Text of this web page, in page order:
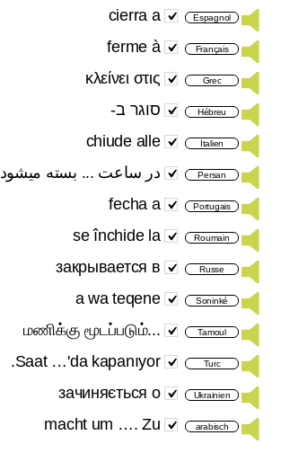
Espagnol
cierra a
Français
ferme à
Grec
κλείνει στις
Hébreu סוגר ב-
Italien
chiude alle
Persan در ساعت ... بسته میشود
Portugais
fecha a
Roumain
se închide la
Russe
закрывается в
Soninké
a wa teqene
Tamoul
...மணிக்கு மூடப்படும்
Turc
Saat …'da kapanıyor.
Ukrainien
зачиняється о
arabisch
macht um …. Zu